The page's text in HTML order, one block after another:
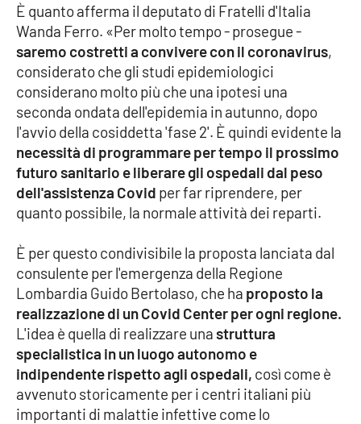
Ambiente
Cronaca
Cultura
Economia e Lavoro
Politica
Società
Sport
RUBRICHE
Good Morning Vietnam
È quanto afferma il deputato di Fratelli d'Italia
Wanda Ferro. «Per molto tempo - prosegue -
saremo costretti a convivere con il coronavirus,
considerato che gli studi epidemiologici
considerano molto più che una ipotesi una
seconda ondata dell'epidemia in autunno, dopo
l'avvio della cosiddetta 'fase 2'. È quindi evidente la
necessità di programmare per tempo il prossimo
futuro sanitario e liberare gli ospedali dal peso
dell'assistenza Covid per far riprendere, per
quanto possibile, la normale attività dei reparti.
È per questo condivisibile la proposta lanciata dal
consulente per l'emergenza della Regione
Lombardia Guido Bertolaso, che ha proposto la
realizzazione di un Covid Center per ogni regione.
L'idea è quella di realizzare unastruttura
specialistica in un luogo autonomo e
indipendente rispetto agli ospedali, così come è
avvenuto storicamente per i centri italiani più
importanti di malattie infettive come lo